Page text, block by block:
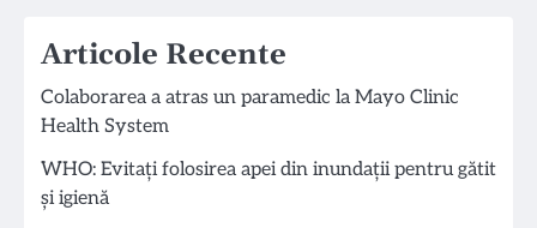
Articole Recente
Colaborarea a atras un paramedic la Mayo Clinic
Health System
WHO: Evitați folosirea apei din inundații pentru gătit
și igienă